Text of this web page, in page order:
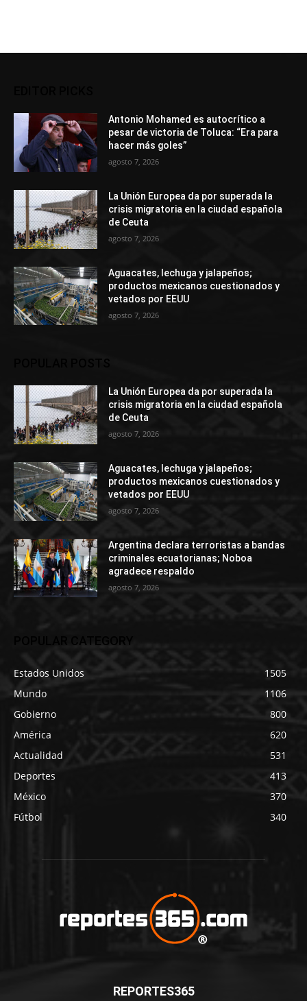
Antonio Mohamed es autocrítico a
pesar de victoria de Toluca: “Era para
hacer más goles”
agosto 7, 2026
La Unión Europea da por superada la
crisis migratoria en la ciudad española
de Ceuta
agosto 7, 2026
Aguacates, lechuga y jalapeños;
productos mexicanos cuestionados y
vetados por EEUU
agosto 7, 2026
La Unión Europea da por superada la
crisis migratoria en la ciudad española
de Ceuta
agosto 7, 2026
Aguacates, lechuga y jalapeños;
productos mexicanos cuestionados y
vetados por EEUU
agosto 7, 2026
Argentina declara terroristas a bandas
criminales ecuatorianas; Noboa
agradece respaldo
agosto 7, 2026
POPULAR CATEGORY
Estados Unidos
1505
Mundo
1106
Gobierno
800
América
620
Actualidad
531
Deportes
413
México
370
Fútbol
340
REPORTES365